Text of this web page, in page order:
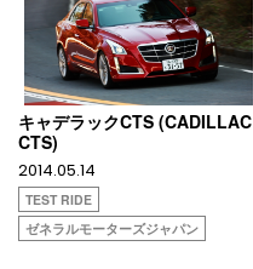
キャデラックCTS (CADILLAC
CTS)
2014.05.14
TEST RIDE
ゼネラルモーターズジャパン